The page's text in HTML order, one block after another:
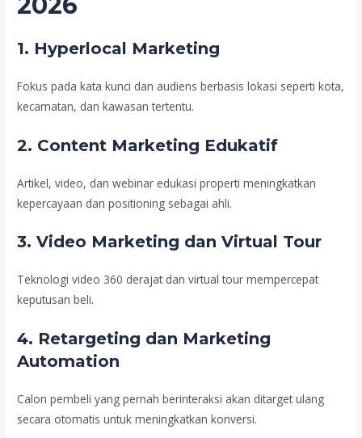
1. Hyperlocal Marketing
Fokus pada kata kunci dan audiens berbasis lokasi seperti kota,
kecamatan, dan kawasan tertentu.
2. Content Marketing Edukatif
Artikel, video, dan webinar edukasi properti meningkatkan
kepercayaan dan positioning sebagai ahli.
3. Video Marketing dan Virtual Tour
Teknologi video 360 derajat dan virtual tour mempercepat
keputusan beli.
4. Retargeting dan Marketing
Automation
Calon pembeli yang pernah berinteraksi akan ditarget ulang
secara otomatis untuk meningkatkan konversi.